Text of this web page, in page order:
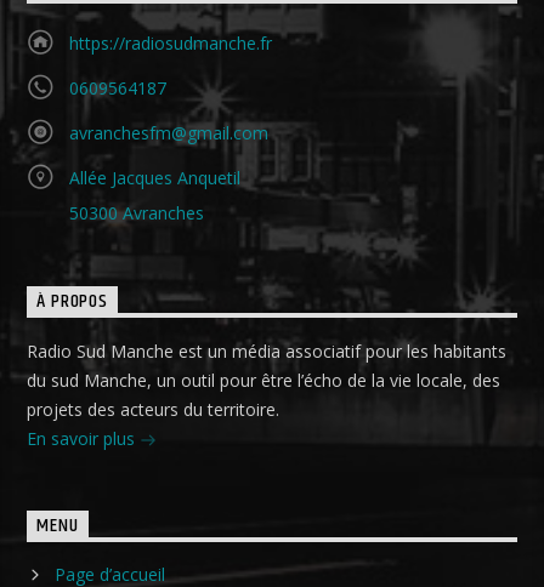
https://radiosudmanche.fr
0609564187
avranchesfm@gmail.com
Allée Jacques Anquetil
50300 Avranches
À PROPOS
Radio Sud Manche est un média associatif pour les habitants
du sud Manche, un outil pour être l’écho de la vie locale, des
projets des acteurs du territoire.
En savoir plus
MENU
Page d’accueil